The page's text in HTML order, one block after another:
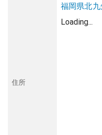
住所
福岡県北九
Loading...